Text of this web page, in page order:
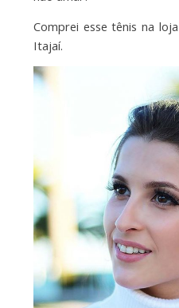
Comprei esse tênis na loja
Itajaí.